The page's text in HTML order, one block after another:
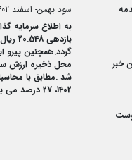
سود بهمن- اسفند 1402 صندوق امین انصار امروز واریز می‌گردد.
خبر
محل ذخیره ارزش
شد .مطابق با
1402، 27 درصد می باشد